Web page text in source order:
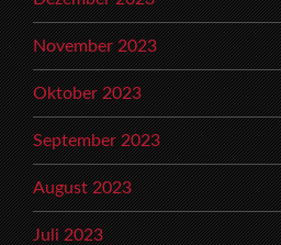
November 2023
Oktober 2023
September 2023
August 2023
Juli 2023